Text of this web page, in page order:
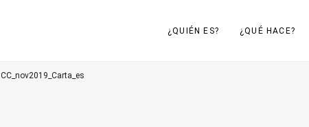
¿QUIÉN ES? ¿QUÉ HACE?
CC_nov2019_Carta_es